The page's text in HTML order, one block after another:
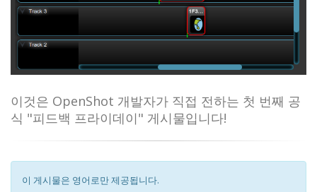
이것은 OpenShot 개발자가 직접 전하는 첫 번째 공
식 "피드백 프라이데이" 게시물입니다!
이 게시물은 영어로만 제공됩니다.